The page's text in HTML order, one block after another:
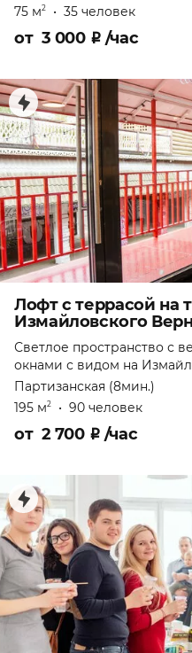
75 м2 • 35 человек
от 3 000 ₽ /час
Лофт с террасой на
Измайловского
Светлое пространство с
окнами с видом на
Партизанская (8мин.)
195 м2 • 90 человек
от 2 700 ₽ /час